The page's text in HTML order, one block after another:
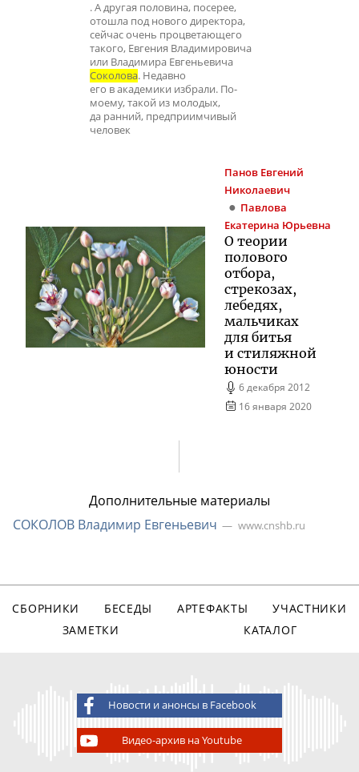
. А другая половина, посерее,
отошла под нового директора,
сейчас очень процветающего
такого, Евгения Владимировича
или Владимира Евгеньевича
Соколова. Недавно
его в академики избрали. По-
моему, такой из молодых,
да ранний, предприимчивый
человек
Панов Евгений
Николаевич
Павлова
Екатерина Юрьевна
О теории
полового
отбора,
стрекозах,
лебедях,
мальчиках
для битья
и стиляжной
юности
6 декабря 2012
16 января 2020
Дополнительные материалы
СОКОЛОВ Владимир Евгеньевич
www.cnshb.ru
СБОРНИКИ БЕСЕДЫ АРТЕФАКТЫ
УЧАСТНИКИ
ЗАМЕТКИ
КАТАЛОГ
Новости и анонсы в Facebook
Видео-архив на Youtube